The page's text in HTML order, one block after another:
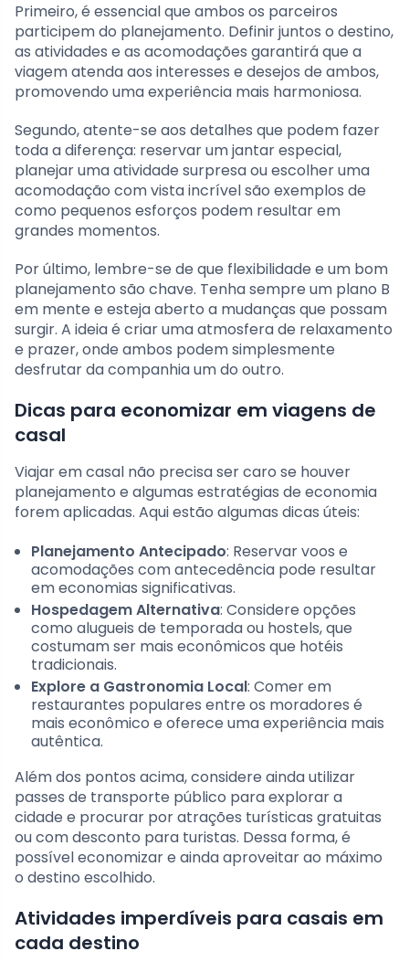
Primeiro, é essencial que ambos os parceiros
participem do planejamento. Definir juntos o destino,
as atividades e as acomodações garantirá que a
viagem atenda aos interesses e desejos de ambos,
promovendo uma experiência mais harmoniosa.
Segundo, atente-se aos detalhes que podem fazer
toda a diferença: reservar um jantar especial,
planejar uma atividade surpresa ou escolher uma
acomodação com vista incrível são exemplos de
como pequenos esforços podem resultar em
grandes momentos.
Por último, lembre-se de que flexibilidade e um bom
planejamento são chave. Tenha sempre um plano B
em mente e esteja aberto a mudanças que possam
surgir. A ideia é criar uma atmosfera de relaxamento
e prazer, onde ambos podem simplesmente
desfrutar da companhia um do outro.
Dicas para economizar em viagens de
casal
Viajar em casal não precisa ser caro se houver
planejamento e algumas estratégias de economia
forem aplicadas. Aqui estão algumas dicas úteis:
Planejamento Antecipado: Reservar voos e
acomodações com antecedência pode resultar
em economias significativas.
Hospedagem Alternativa: Considere opções
como alugueis de temporada ou hostels, que
costumam ser mais econômicos que hotéis
tradicionais.
Explore a Gastronomia Local: Comer em
restaurantes populares entre os moradores é
mais econômico e oferece uma experiência mais
autêntica.
Além dos pontos acima, considere ainda utilizar
passes de transporte público para explorar a
cidade e procurar por atrações turísticas gratuitas
ou com desconto para turistas. Dessa forma, é
possível economizar e ainda aproveitar ao máximo
o destino escolhido.
Atividades imperdíveis para casais em
cada destino